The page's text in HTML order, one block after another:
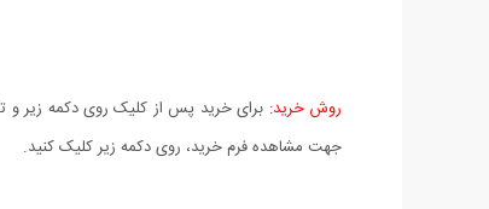
روش خرید: برای خرید پس از کلیک روی دکمه زیر و
جهت مشاهده فرم خرید، روی دکمه زیر کلیک کنید.